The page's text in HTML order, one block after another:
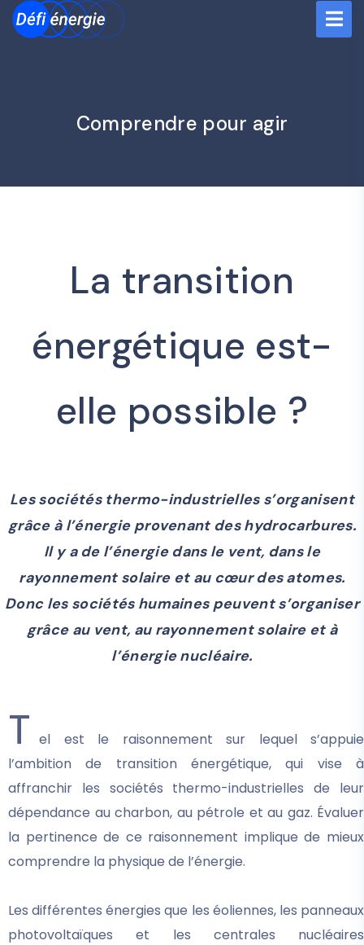
Comprendre pour agir
La transition
énergétique est-
elle possible ?
Les sociétés thermo-industrielles s’organisent
grâce à l’énergie provenant des hydrocarbures.
Il y a de l’énergie dans le vent, dans le
rayonnement solaire et au cœur des atomes.
Donc les sociétés humaines peuvent s’organiser
grâce au vent, au rayonnement solaire et à
l’énergie nucléaire.
T el est le raisonnement sur lequel s’appuie
l’ambition de transition énergétique, qui vise à
affranchir les sociétés thermo-industrielles de leur
dépendance au charbon, au pétrole et au gaz. Évaluer
la pertinence de ce raisonnement implique de mieux
comprendre la physique de l’énergie.
Les différentes énergies que les éoliennes, les panneaux
photovoltaïques et les centrales nucléaires